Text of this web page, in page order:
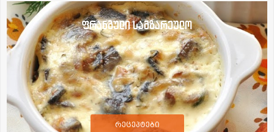
ფრანგული სამზარეულო
რეცეპტები